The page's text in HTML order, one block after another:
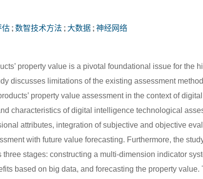
估 ; 数智技术方法 ; 大数据 ; 神经网络
property value is a pivotal foundational issue for the
discusses limitations of the existing assessment
property value assessment in the context of
characteristics of digital intelligence technological
attributes, integration of subjective and objective
with future value forecasting. Furthermore, the
stages: constructing a multi-dimension indicator
based on big data, and forecasting the property